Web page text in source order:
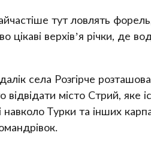
тут ловлять
цікаві верхів’я річки, де
села Розгірче
відвідати місто Стрий, яке
навколо Турки та інших